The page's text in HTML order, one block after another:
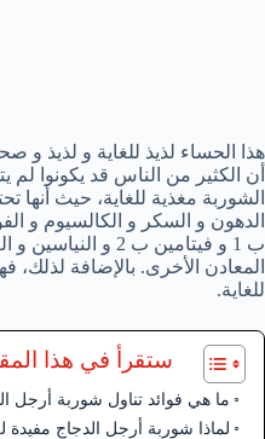
هذا الحساء لذيذ للغاية و لذيذ
أن الكثير من الناس قد يكونوا
الشوربة مغذية للغاية، حيث أنها
الدهون و السكر و الكالسيوم و
ب 1 و فيتامين ب 2 و
المعادن الأخرى. بالإضافة
للغاية.
ستقرأ في هذا
ما هي فوائد تناول شوربة أرجل
لماذا شوربة أرجل الدجاج